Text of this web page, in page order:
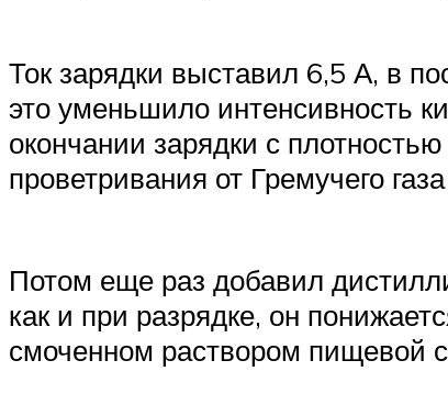
Ток зарядки выставил 6,5 А, в
это уменьшило интенсивность
окончании зарядки с
проветривания от Гремучего
Потом еще раз добавил
как и при разрядке, он
смоченном раствором пищевой